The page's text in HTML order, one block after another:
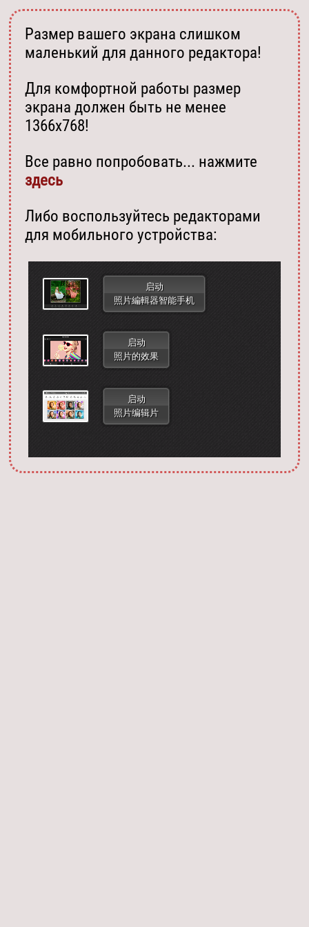
Запустить фотошоп
Размер вашего экрана слишком
маленький для данного редактора!
Для комфортной работы размер
экрана должен быть не менее
1366х768!
Все равно попробовать... нажмите
здесь
Либо воспользуйтесь редакторами
для мобильного устройства:
启动
照片編輯器智能手机
启动
照片的效果
启动
照片编辑片